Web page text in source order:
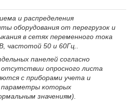
и распределения
оборудования от перегрузок и
в сетях переменного тока
частотой 50 и 60Гц..
панелей согласно
опросного листа
с приборами учета и
которых
значениям).